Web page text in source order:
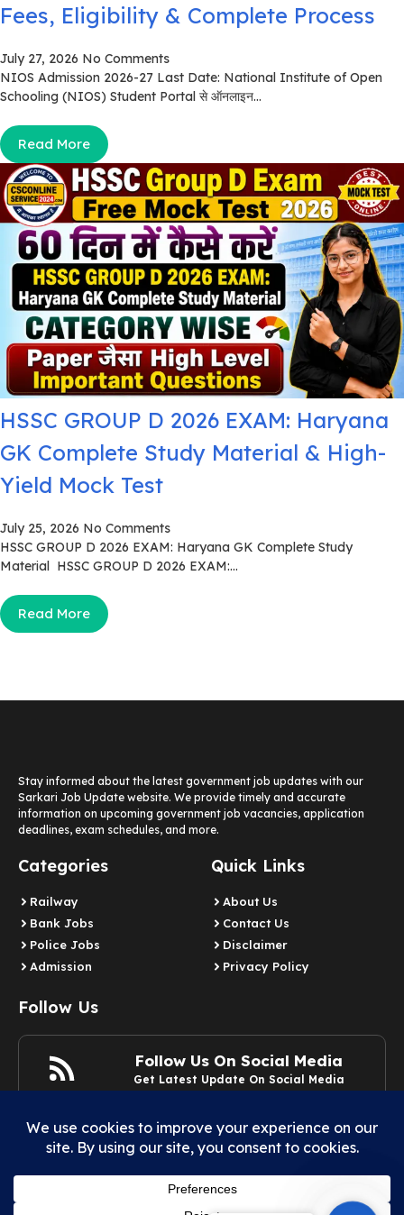
Fees, Eligibility & Complete Process
July 27, 2026 No Comments
NIOS Admission 2026-27 Last Date: National Institute of Open
Schooling (NIOS) Student Portal से ऑनलाइन...
Read More
HSSC GROUP D 2026 EXAM: Haryana
GK Complete Study Material & High-
Yield Mock Test
July 25, 2026 No Comments
HSSC GROUP D 2026 EXAM: Haryana GK Complete Study
Material HSSC GROUP D 2026 EXAM:...
Read More
Stay informed about the latest government job updates with our
Sarkari Job Update website. We provide timely and accurate
information on upcoming government job vacancies, application
deadlines, exam schedules, and more.
Categories
Railway
Bank Jobs
Police Jobs
Admission
Quick Links
About Us
Contact Us
Disclaimer
Privacy Policy
Follow Us
Follow Us On Social Media
Get Latest Update On Social Media